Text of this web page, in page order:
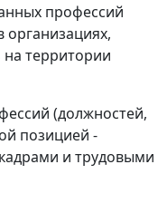
профессий
организациях,
территории
(должностей,
позицией -
и трудовыми